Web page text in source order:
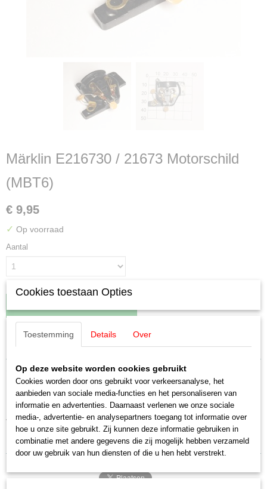
Märklin E216730 / 21673 Motorschild
(MBT6)
€ 9,95
✓ Op voorraad
Aantal
Productcode leverancier
E216730
Schaal
H0 (1:87)
Staat
Nieuw
Omschrijving
Märklin E216730 / 21673 Motorschild
voor oa 3053/54
Uitverkocht bij Märklin
Cookies toestaan Opties
Toestemming Details Over
Op deze website worden cookies gebruikt
Cookies worden door ons gebruikt voor verkeersanalyse, het
aanbieden van sociale media-functies en het personaliseren van
informatie en advertenties. Daarnaast verlenen we onze sociale
media-, advertentie- en analysepartners toegang tot informatie over
hoe u onze site gebruikt. Zij kunnen deze informatie gebruiken in
combinatie met andere gegevens die zij mogelijk hebben verzameld
door uw gebruik van hun diensten of die u hen hebt verstrekt.